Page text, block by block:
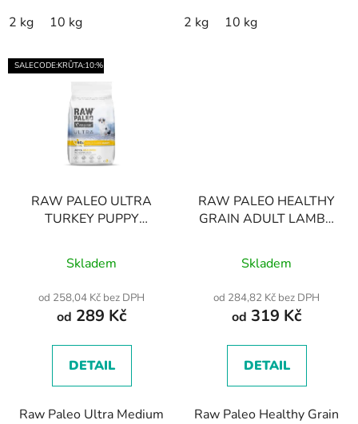
2 kg 10 kg 2 kg 10 kg
SALECODE:KRŮTA:10:%
RAW PALEO ULTRA
TURKEY PUPPY
suché krmivo s krůtím
masem pro štěňata
středních a velkých
plemen
hodnocení
produktu
je
z
Skladem
od 258,04 Kč bez DPH
od 289 Kč
DETAIL
Raw Paleo Ultra Medium
RAW PALEO HEALTHY
GRAIN ADULT LAMB -
jehněčím masem pro
dospělé psy
Skladem
od 284,82 Kč bez DPH
od 319 Kč
DETAIL
Raw Paleo Healthy Grain